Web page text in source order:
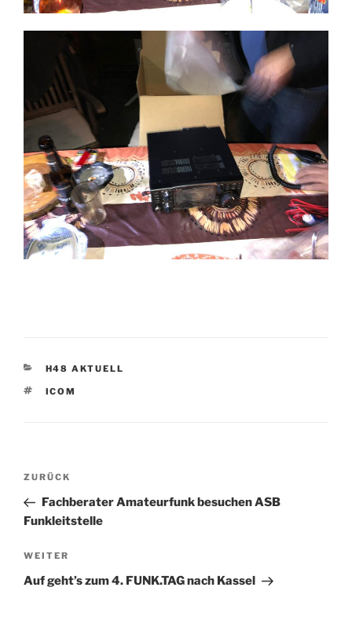
KATEGORIEN
H48 AKTUELL
SCHLAGWÖRTER
ICOM
Beitrags-
Vorheriger
Beitrag
ZURÜCK
Fachberater Amateurfunk besuchen ASB
Funkleitstelle
Nächster
Beitrag
WEITER
Auf geht’s zum 4. FUNK.TAG nach Kassel